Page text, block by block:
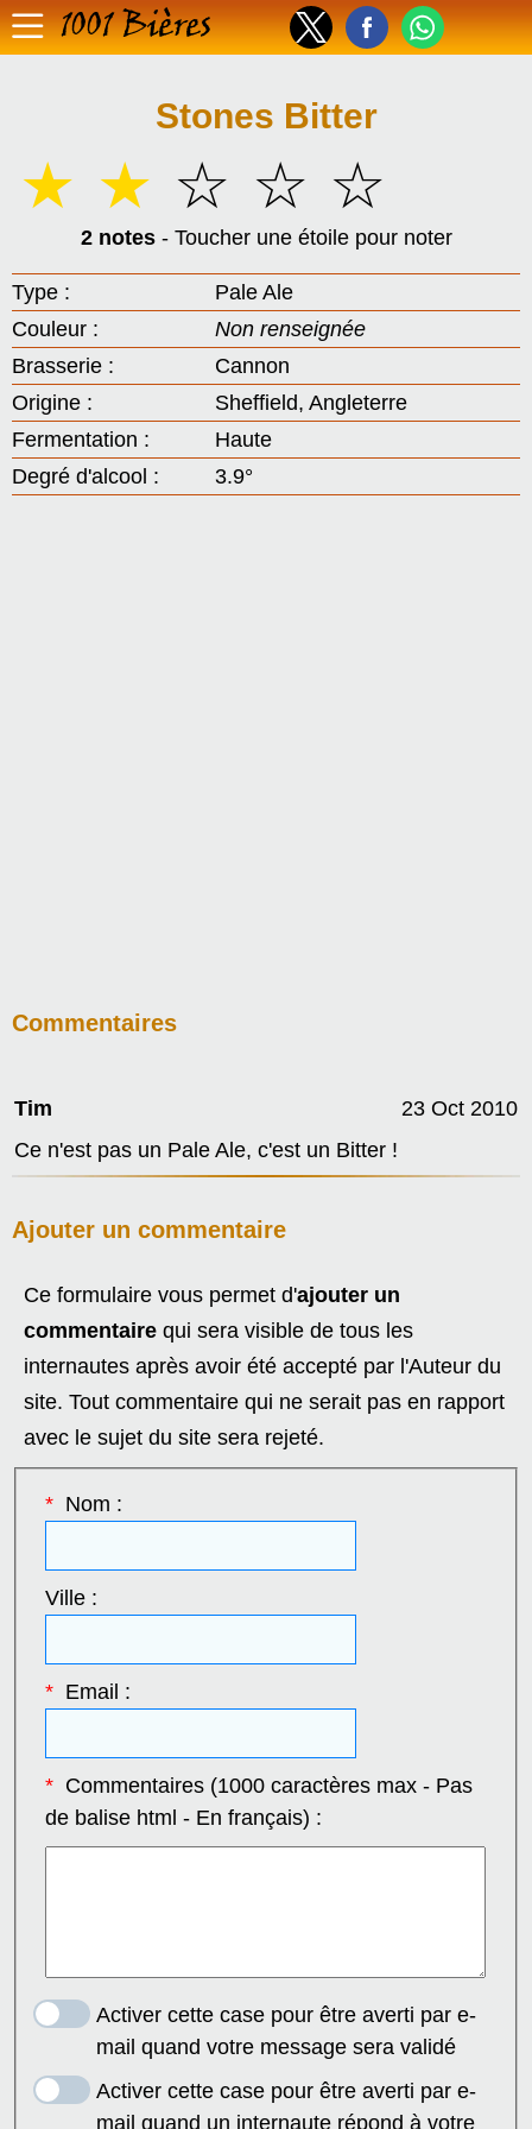
1001 Bières
Stones Bitter
☆
☆
☆
☆
☆
2 notes- Toucher une étoile pour noter
Type :
Pale Ale
Couleur :
Non renseignée
Brasserie :
Cannon
Origine :
Sheffield, Angleterre
Fermentation :
Haute
Degré d'alcool :
3.9°
Commentaires
Tim
23 Oct 2010
Ce n'est pas un Pale Ale, c'est un Bitter !
Ajouter un commentaire
Ce formulaire vous permet d'ajouter un
commentaire qui sera visible de tous les
internautes après avoir été accepté par l'Auteur du
site. Tout commentaire qui ne serait pas en rapport
avec le sujet du site sera rejeté.
*Nom :
Ville :
*Email :
*Commentaires (1000 caractères max - Pas
de balise html - En français) :
Activer cette case pour être averti par e-
mail quand votre message sera validé
Activer cette case pour être averti par e-
mail quand un internaute répond à votre